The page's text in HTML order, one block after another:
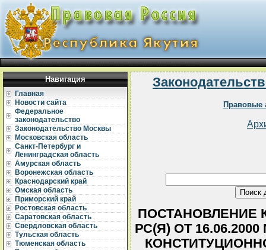
Навигация
Главная
Новости сайта
Федеральное
законодательство
Законодательство Москвы
Московская область
Санкт-Петербург и
Ленинградская область
Амурская область
Воронежская область
Краснодарский край
Омская область
Приморский край
Ростовская область
Саратовская область
Свердловская область
Тульская область
Тюменская область
Правовые
ПОСТАНОВЛЕНИЕ
РС(Я) ОТ